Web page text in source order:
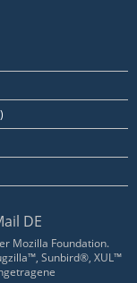
DE
Mozilla Foundation.
Sunbird®, XUL™